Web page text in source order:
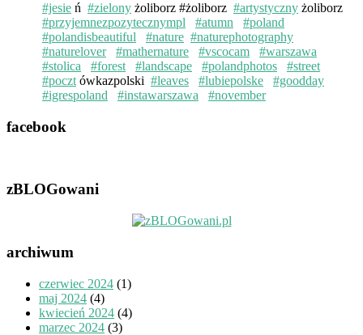
#jesie ń #zielony żoliborz #żoliborz #artystyczny żoliborz
#przyjemnezpozytecznympl
#atumn
#poland
#polandisbeautiful
#nature #naturephotography
#naturelover
#mathernature #vscocam
#warszawa
#stolica
#forest #landscape #polandphotos
#street
#poczt ówkazpolski #leaves #lubiepolske
#goodday
#igrespoland
#instawarszawa #november
facebook
zBLOGowani
archiwum
czerwiec 2024 (1)
maj 2024 (4)
kwiecień 2024 (4)
marzec 2024 (3)